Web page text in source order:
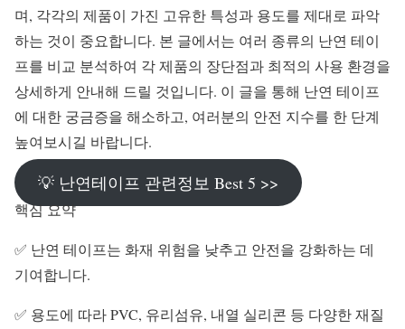
며, 각각의 제품이 가진 고유한 특성과 용도를 제대로 파악
하는 것이 중요합니다. 본 글에서는 여러 종류의 난연 테이
프를 비교 분석하여 각 제품의 장단점과 최적의 사용 환경을
상세하게 안내해 드릴 것입니다. 이 글을 통해 난연 테이프
에 대한 궁금증을 해소하고, 여러분의 안전 지수를 한 단계
높여보시길 바랍니다.
💡 난연테이프 관련정보 Best 5 >>
핵심 요약
✅ 난연 테이프는 화재 위험을 낮추고 안전을 강화하는 데
기여합니다.
✅ 용도에 따라 PVC, 유리섬유, 내열 실리콘 등 다양한 재질